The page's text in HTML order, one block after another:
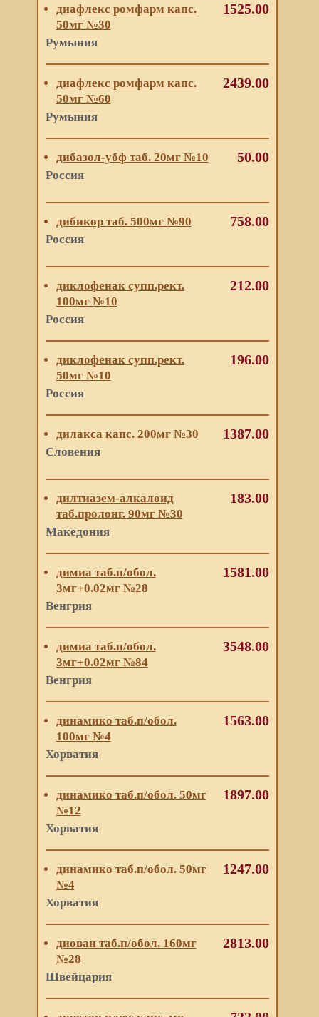
диафлекс ромфарм капс.
50мг №30
Румыния
1525.00
диафлекс ромфарм капс.
50мг №60
Румыния
2439.00
дибазол-убф таб. 20мг №10
Россия
50.00
дибикор таб. 500мг №90
Россия
758.00
диклофенак супп.рект.
100мг №10
Россия
212.00
диклофенак супп.рект.
50мг №10
Россия
196.00
дилакса капс. 200мг №30
Словения
1387.00
дилтиазем-алкалоид
таб.пролонг. 90мг №30
Македония
183.00
димиа таб.п/обол.
3мг+0.02мг №28
Венгрия
1581.00
димиа таб.п/обол.
3мг+0.02мг №84
Венгрия
3548.00
динамико таб.п/обол.
100мг №4
Хорватия
1563.00
динамико таб.п/обол. 50мг
№12
Хорватия
1897.00
динамико таб.п/обол. 50мг
№4
Хорватия
1247.00
диован таб.п/обол. 160мг
№28
Швейцария
2813.00